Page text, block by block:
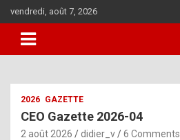
to
content
vendredi, août 7, 2026
i
2026 GAZETTE
CEO Gazette 2026-04
2 août 2026 didier_v 6 Comments